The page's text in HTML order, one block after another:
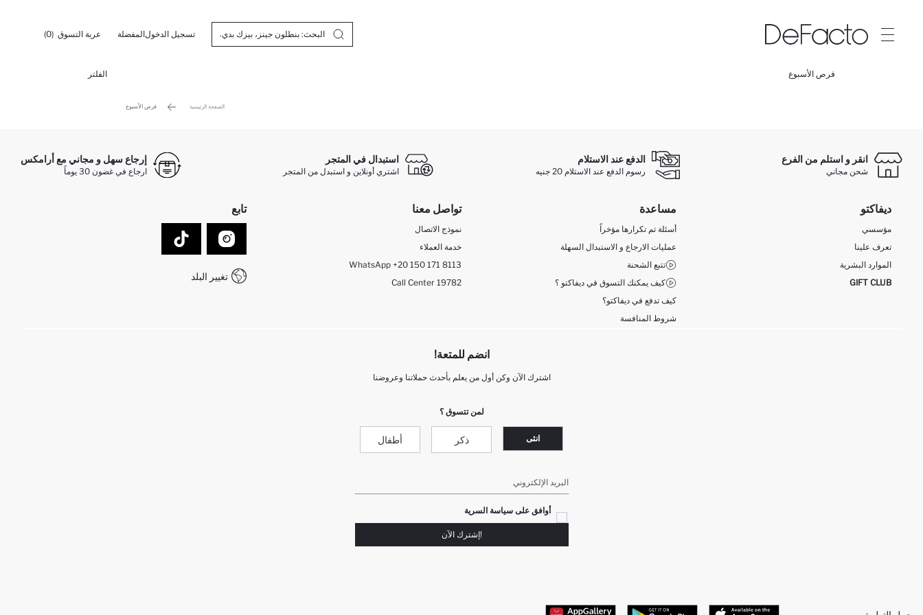
تسجيل الدخولالمفضلة عربة التسوق (0)
فرص الأسبوع الفلتر
الصفحة الرئيسية فرص الأسبوع
انقر و استلم من الفرع
شحن مجاني
الدفع عند الاستلام
رسوم الدفع عند الاستلام 20 جنيه
استبدال في المتجر
اشتري أونلاين و استبدل من المتجر
إرجاع سهل و مجاني مع أرامكس
ارجاع في غضون 30 يوماً
ديفاكتو
مؤسسي
تعرف علينا
الموارد البشرية
GIFT CLUB
مساعدة
أسئلة تم تكرارها مؤخراً
عمليات الارجاع و الاستبدال السهلة
تتبع الشحنة
كيف يمكنك التسوق في ديفاكتو ؟
كيف تدفع في ديفاكتو؟
شروط المنافسة
تواصل معنا
نموذج الاتصال
خدمة العملاء
WhatsApp +20 150 171 8113
Call Center 19782
تابع
تغيير البلد
انضم للمتعة!
اشترك الآن وكن أول من يعلم بأحدث حملاتنا وعروضنا
لمن تتسوق ؟
انثى ذكر أطفال
البريد الإلكتروني
أوافق على سياسة السرية
!إشترك الآن